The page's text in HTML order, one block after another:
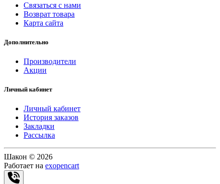
Связаться с нами
Возврат товара
Карта сайта
Дополнительно
Производители
Акции
Личный кабинет
Личный кабинет
История заказов
Закладки
Рассылка
Шакон © 2026
Работает на exopencart